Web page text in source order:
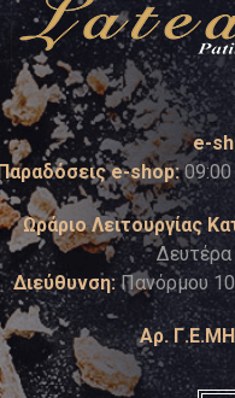
e-
e-shop:
Ωράριο Λειτουργίας
Διεύθυνση: Πανόρμου
Αρ.